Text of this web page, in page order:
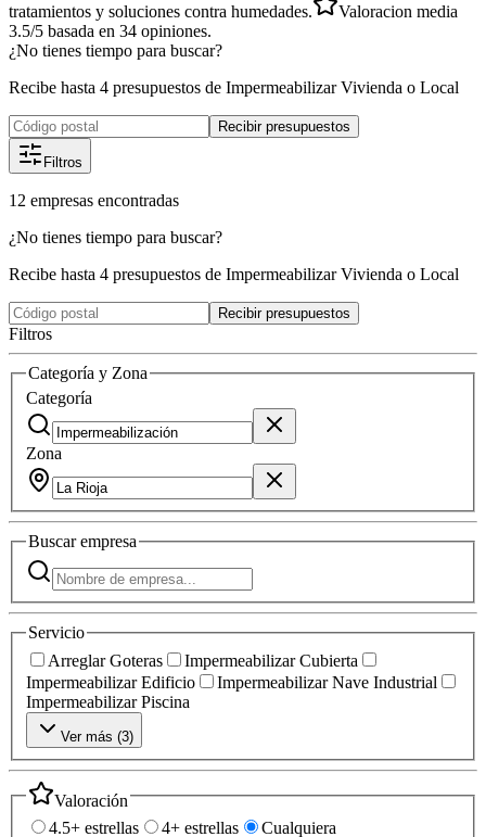
tratamientos y soluciones contra humedades.
Valoracion media
3.5/5 basada en 34 opiniones.
¿No tienes tiempo para buscar?
Recibe hasta 4 presupuestos de Impermeabilizar Vivienda o Local
Recibir presupuestos
Filtros
12 empresas encontradas
¿No tienes tiempo para buscar?
Recibe hasta 4 presupuestos de Impermeabilizar Vivienda o Local
Recibir presupuestos
Filtros
Categoría y Zona
Categoría
Zona
Buscarempresa
Servicio
Arreglar Goteras
Impermeabilizar Cubierta
Impermeabilizar Edificio
Impermeabilizar Nave Industrial
Impermeabilizar Piscina
Ver más (3)
Valoración
4.5+ estrellas
4+ estrellas Cualquiera